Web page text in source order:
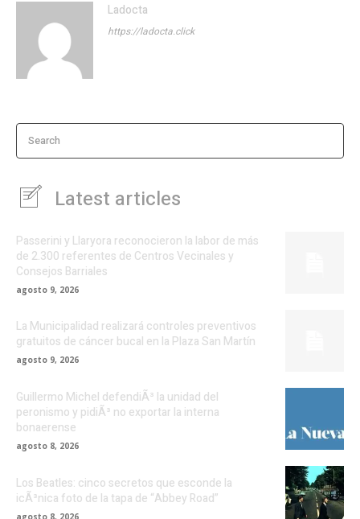
Ladocta
https://ladocta.click
Search
Latest articles
Passerini y Llaryora reconocieron la labor de más
de 2.300 referentes de Centros Vecinales y
Consejos Barriales
agosto 9, 2026
La Municipalidad realizará controles preventivos
gratuitos de cáncer bucal en la Plaza San Martín
agosto 9, 2026
Guillermo Michel defendiÃ³ la unidad del
peronismo y pidiÃ³ no exportar la interna
bonaerense
agosto 8, 2026
Los Beatles: cinco secretos que esconde la
icÃ³nica foto de la tapa de “Abbey Road”
agosto 8, 2026